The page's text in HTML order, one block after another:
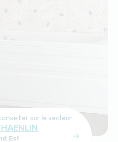
sur le secteur
Est